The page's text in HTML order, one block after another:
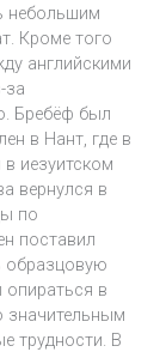
небольшим
Кроме того
английскими
за
Бребёф был
в Нант, где в
иезуитском
вернулся в
по
поставил
образцовую
в
значительным
трудности. В